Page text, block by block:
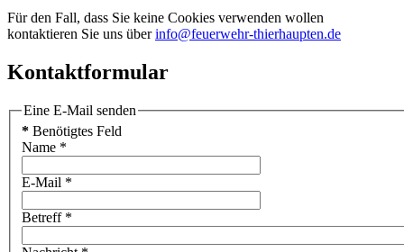
Für den Fall, dass Sie keine Cookies verwenden wollen
kontaktieren Sie uns überinfo@feuerwehr-thierhaupten.de
Kontaktformular
Eine E-Mail senden
* Benötigtes Feld
Name *
E-Mail *
Betreff*